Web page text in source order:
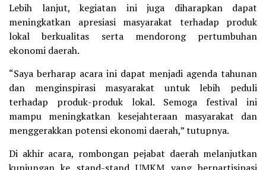
Lebih lanjut, kegiatan ini juga diharapkan dapat
meningkatkan apresiasi masyarakat terhadap produk
lokal berkualitas serta mendorong pertumbuhan
ekonomi daerah.
“Saya berharap acara ini dapat menjadi agenda tahunan
dan menginspirasi masyarakat untuk lebih peduli
terhadap produk-produk lokal. Semoga festival ini
mampu meningkatkan kesejahteraan masyarakat dan
menggerakkan potensi ekonomi daerah,” tutupnya.
Di akhir acara, rombongan pejabat daerah melanjutkan